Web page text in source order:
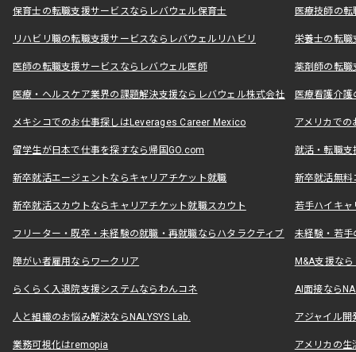
保育士の転職支援サービスならレバウェル保育士 医療技師の
リハビリ職の転職支援サービスならレバウェルリハビリ 栄養士の転
医師の転職支援サービスならレバウェル医師 薬剤師の転
医療・ヘルスケア業界の課題解決支援ならレバウェル株式会社 医療看護介
メキシコでのお仕事探しはLeverages Career Mexico アメリカで
留学生が日本で仕事を探すなら帰国GO.com 就活・転職
新卒就活エージェントならキャリアチケット就職 新卒就活無料
新卒就活スカウトならキャリアチケット就職スカウト 若手ハイキ
フリーター・既卒・未経験の就職・再就職ならハタラクティブ 未経験・若手
障がい者雇用ならワークリア M&A支援な
らくらく入退院支援システムならわんコネ AI面接なら
人と組織のお悩み解決ならNALYSYS Lab. アジャイル
業務可視化はremopia アメリカの